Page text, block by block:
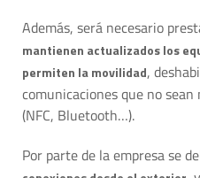
Además, será necesario
mantienen actualizados los
permiten la movilidad,
comunicaciones que no
(NFC, Bluetooth…).
Por parte de la empresa se